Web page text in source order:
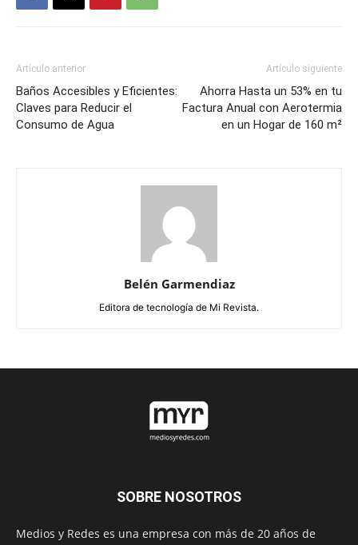
Artículo anterior
Baños Accesibles y Eficientes:
Claves para Reducir el
Consumo de Agua
Artículo siguiente
Ahorra Hasta un 53% en tu
Factura Anual con Aerotermia
en un Hogar de 160 m²
Belén Garmendiaz
Editora de tecnología de Mi Revista.
SOBRE NOSOTROS
Medios y Redes es una empresa con más de 20 años de